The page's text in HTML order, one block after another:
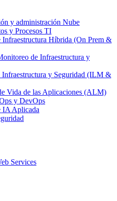
y administración Nube
y Procesos TI
Infraestructura Híbrida (On Prem &
de Infraestructura y
Infraestructura y Seguridad (ILM &
Vida de las Aplicaciones (ALM)
y DevOps
IA Aplicada
Services